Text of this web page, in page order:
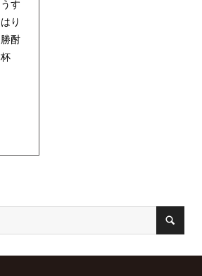
うす
はり
勝酎
杯